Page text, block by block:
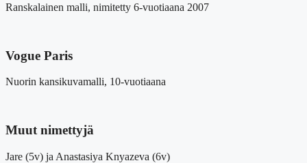
Ranskalainen malli, nimitetty 6-vuotiaana 2007
Vogue Paris
Nuorin kansikuvamalli, 10-vuotiaana
Muut nimettyjä
Jare (5v) ja Anastasiya Knyazeva (6v)